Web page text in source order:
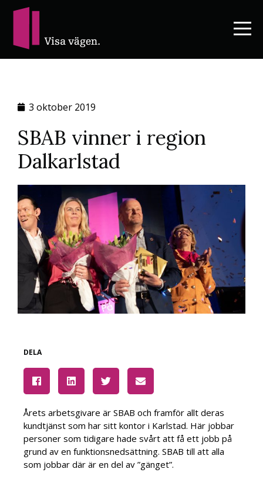
3 oktober 2019
SBAB vinner i region
Dalkarlstad
DELA
Årets arbetsgivare är SBAB och framför allt deras
kundtjänst som har sitt kontor i Karlstad. Här jobbar
personer som tidigare hade svårt att få ett jobb på
grund av en funktionsnedsättning. SBAB till att alla
som jobbar där är en del av ”gänget”.